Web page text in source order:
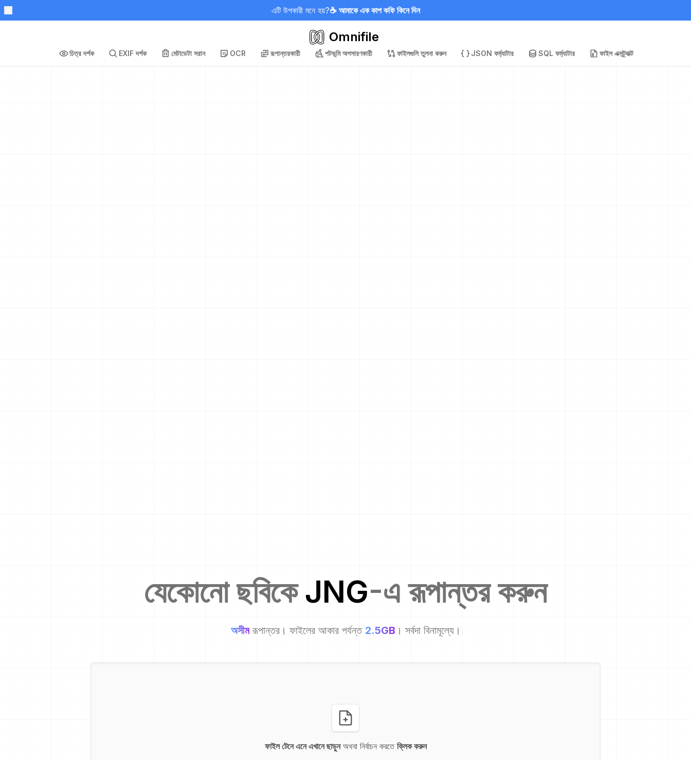
এটি উপকারী মনে হয়?☕ আমাকে এক কাপ কফি কিনে দিন
Omnifile
চিত্র দর্শক EXIF দর্শক মেটাডেটা সরান OCR রূপান্তরকারী পটভূমি অপসারণকারী ফাইলগুলি তুলনা করুন JSON ফর্ম্যাটার SQL ফর্ম্যাটার ফাইল এক্সট্র্যাক্ট
যেকোনো ছবিকেJNG-এ রূপান্তর করুন
অসীম রূপান্তর। ফাইলের আকার পর্যন্ত 2.5GB । সর্বদা বিনামূল্যে।
ফাইল টেনে এনে এখানে ছাড়ুনঅথবা নির্বাচন করতে ক্লিক করুন